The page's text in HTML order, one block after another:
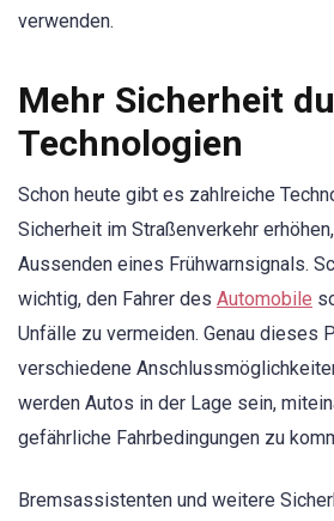
verwenden.
Mehr Sicherheit
Technologien
Schon heute gibt es zahlreiche
Sicherheit im Straßenverkehr
Aussenden eines Frühwarnsignals.
wichtig, den Fahrer des Automobile
Unfälle zu vermeiden. Genau dieses
verschiedene
werden Autos in der Lage sein,
gefährliche Fahrbedingungen zu
Bremsassistenten und weitere